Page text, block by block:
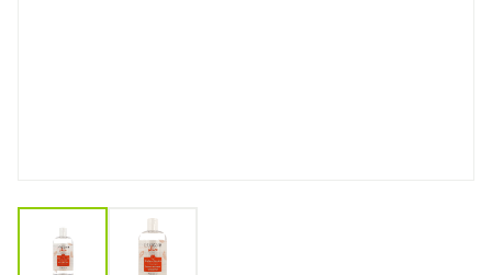
View larger imageView larger image